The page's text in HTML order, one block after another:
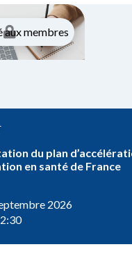
aux membres
du plan
en santé de France
2026